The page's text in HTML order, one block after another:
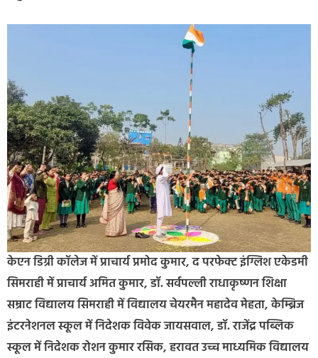
केएन डिग्री कॉलेज में प्राचार्य प्रमोद कुमार, द परफेक्ट इंग्लिश एकेडमी
सिमराही में प्राचार्य अमित कुमार, डॉ. सर्वपल्ली राधाकृष्णन शिक्षा
सम्राट विद्यालय सिमराही में विद्यालय चेयरमैन महादेव मेहता, केम्ब्रिज
इंटरनेशनल स्कूल में निदेशक विवेक जायसवाल, डॉ. राजेंद्र पब्लिक
स्कूल में निदेशक रोशन कुमार रसिक, हरावत उच्च माध्यमिक विद्यालय